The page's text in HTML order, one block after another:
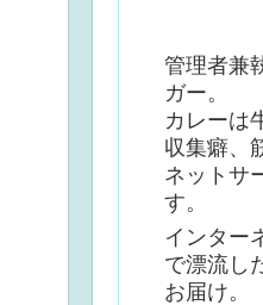
管理者兼
ガー。
カレーは
収集癖、
ネットサ
す。
インター
で漂流し
お届け。